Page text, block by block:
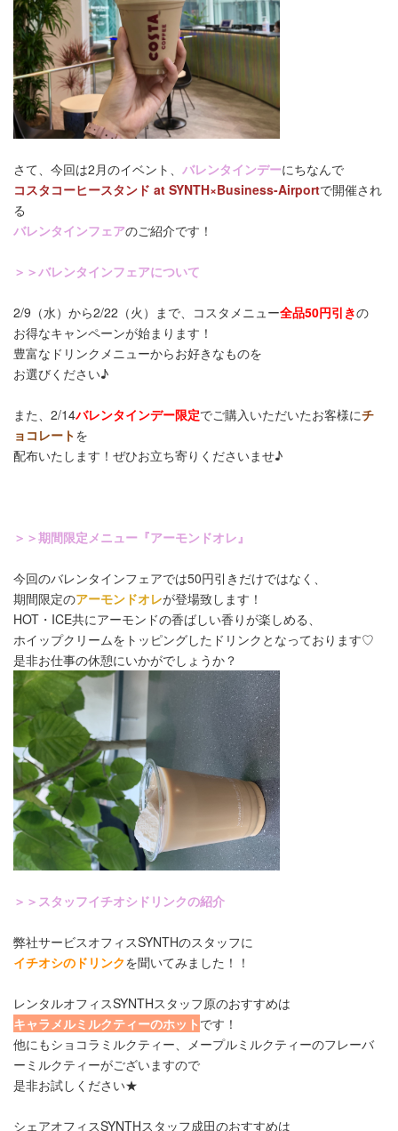
さて、今回は2月のイベント、 バレンタインデーにちなんで
コスタコーヒースタンド at SYNTH×Business-Airportで開催され
る
バレンタインフェアのご紹介です！
＞＞バレンタインフェアについて
2/9（水）から2/22（火）まで、コスタメニュー全品50円引きの
お得なキャンペーンが始まります！
豊富なドリンクメニューからお好きなものを
お選びください♪
また、2/14バレンタインデー限定でご購入いただいたお客様にチ
ョコレートを
配布いたします！ぜひお立ち寄りくださいませ♪
＞＞期間限定メニュー『アーモンドオレ』
今回のバレンタインフェアでは50円引きだけではなく、
期間限定のアーモンドオレが登場致します！
HOT・ICE共にアーモンドの香ばしい香りが楽しめる、
ホイップクリームをトッピングしたドリンクとなっております♡
是非お仕事の休憩にいかがでしょうか？
＞＞スタッフイチオシドリンクの紹介
弊社サービスオフィスSYNTHのスタッフに
イチオシのドリンクを聞いてみました！！
レンタルオフィスSYNTHスタッフ原のおすすめは
キャラメルミルクティーのホット です！
他にもショコラミルクティー、メープルミルクティーのフレーバ
ーミルクティーがございますので
是非お試しください★
シェアオフィスSYNTHスタッフ成田のおすすめは